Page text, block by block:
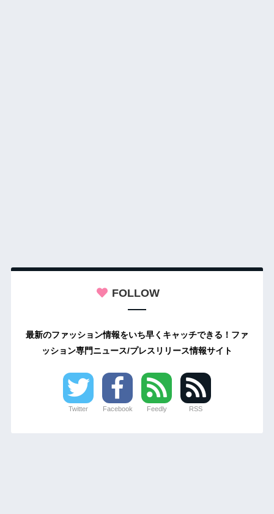
FOLLOW
最新のファッション情報をいち早くキャッチできる！ファ
ッション専門ニュース/プレスリリース情報サイト
Twitter Facebook Feedly RSS